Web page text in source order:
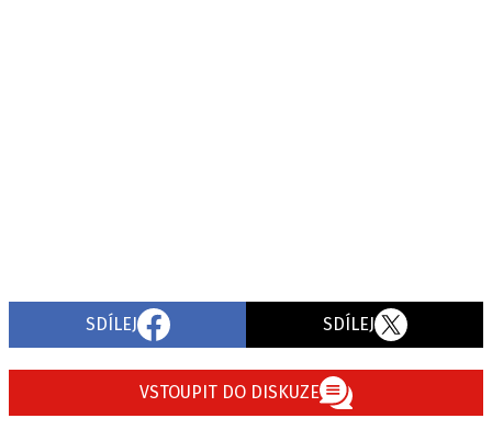
SDÍLEJ SDÍLEJ
VSTOUPIT DO DISKUZE